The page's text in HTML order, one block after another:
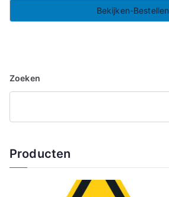
Bekijken-Bestellen
Zoeken
Producten